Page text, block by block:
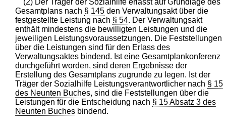
Gesamtplans nach § 145 den Verwaltungsakt über die
festgestellte Leistung nach § 54. Der Verwaltungsakt
enthält mindestens die bewilligten Leistungen und die
jeweiligen Leistungsvoraussetzungen. Die Feststellungen
über die Leistungen sind für den Erlass des
Verwaltungsaktes bindend. Ist eine Gesamtplankonferenz
durchgeführt worden, sind deren Ergebnisse der
Erstellung des Gesamtplans zugrunde zu legen. Ist der
Träger der Sozialhilfe Leistungsverantwortlicher nach § 15
des Neunten Buches, sind die Feststellungen über die
Leistungen für die Entscheidung nach § 15 Absatz 3 des
Neunten Buches bindend.